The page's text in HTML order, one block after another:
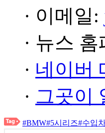
· 이메일:
· 뉴스
· 네이버
· 그곳이
#BMW#5시리즈#수입